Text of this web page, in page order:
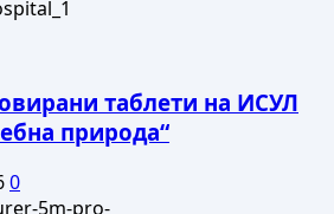
таблети на ИСУЛ
природа“
0